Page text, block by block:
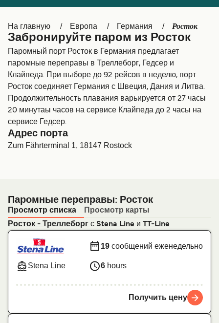
Ελλάδα Belgique (FR)
Polska Deutschland
Schweiz (DE) Norge
Україна Indonesia
المغرب Maroc (FR)
На главную Европа Германия Росток
Забронируйте паром из Росток
Паромный порт Росток в Германия предлагает
паромные переправы в Треллеборг, Гедсер и
Клайпеда. При выборе до 92 рейсов в неделю, порт
Росток соединяет Германия с Швеция, Дания и Литва.
Продолжительность плавания варьируется от 27 часы
20 минутаы часов на сервисе Клайпеда до 2 часы на
сервисе Гедсер.
Адрес порта
Zum Fährterminal 1, 18147 Rostock
Паромные переправы: Росток
Просмотр списка
Просмотр карты
Росток - Треллеборг с Stena Line и TT-Line
Stena Line
19 сообщений еженедельно
6 hours
Получить цену